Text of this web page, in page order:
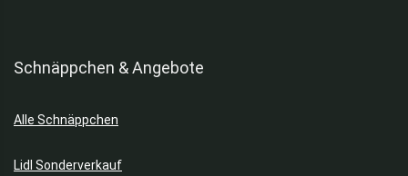
Schnäppchen & Angebote
Alle Schnäppchen
Lidl Sonderverkauf